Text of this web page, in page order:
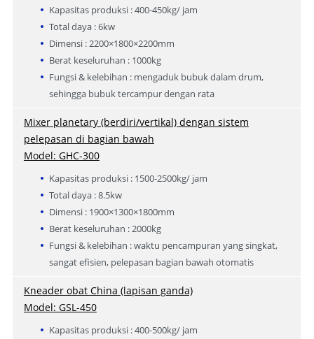
Kapasitas produksi : 400-450kg/ jam
Total daya : 6kw
Dimensi : 2200×1800×2200mm
Berat keseluruhan : 1000kg
Fungsi & kelebihan : mengaduk bubuk dalam drum,
sehingga bubuk tercampur dengan rata
Mixer planetary (berdiri/vertikal) dengan sistem
pelepasan di bagian bawah
Model: GHC-300
Kapasitas produksi : 1500-2500kg/ jam
Total daya : 8.5kw
Dimensi : 1900×1300×1800mm
Berat keseluruhan : 2000kg
Fungsi & kelebihan : waktu pencampuran yang singkat,
sangat efisien, pelepasan bagian bawah otomatis
Kneader obat China (lapisan ganda)
Model: GSL-450
Kapasitas produksi : 400-500kg/ jam